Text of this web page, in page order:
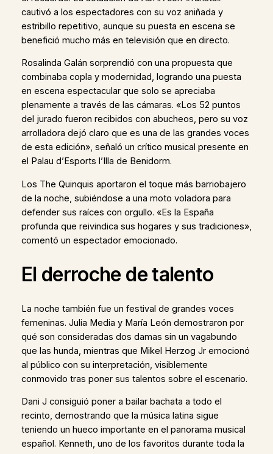
cautivó a los espectadores con su voz aniñada y
estribillo repetitivo, aunque su puesta en escena se
benefició mucho más en televisión que en directo.
Rosalinda Galán sorprendió con una propuesta que
combinaba copla y modernidad, logrando una puesta
en escena espectacular que solo se apreciaba
plenamente a través de las cámaras. «Los 52 puntos
del jurado fueron recibidos con abucheos, pero su voz
arrolladora dejó claro que es una de las grandes voces
de esta edición», señaló un crítico musical presente en
el Palau d’Esports l’Illa de Benidorm.
Los The Quinquis aportaron el toque más barriobajero
de la noche, subiéndose a una moto voladora para
defender sus raíces con orgullo. «Es la España
profunda que reivindica sus hogares y sus tradiciones»,
comentó un espectador emocionado.
El derroche de talento
La noche también fue un festival de grandes voces
femeninas. Julia Media y María León demostraron por
qué son consideradas dos damas sin un vagabundo
que las hunda, mientras que Mikel Herzog Jr emocionó
al público con su interpretación, visiblemente
conmovido tras poner sus talentos sobre el escenario.
Dani J consiguió poner a bailar bachata a todo el
recinto, demostrando que la música latina sigue
teniendo un hueco importante en el panorama musical
español. Kenneth, uno de los favoritos durante toda la